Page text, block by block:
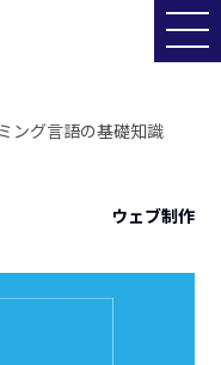
ング言語の基礎知識
ウェブ制作